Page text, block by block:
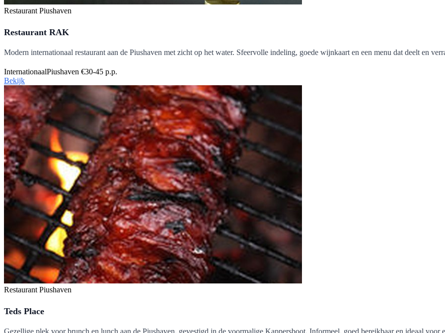
Restaurant Piushaven
Restaurant RAK
Modern internationaal restaurant aan de Piushaven met zicht op het water. Sfeervolle indeling, goede wijnkaart en een menu dat deelt en
InternationaalPiushaven €30-45 p.p.
Bekijk
Restaurant Piushaven
Teds Place
Gezellige plek voor brunch en lunch aan de Piushaven, gevestigd in de voormalige Kappersboot. Informeel, goed bereikbaar en ideaal voor